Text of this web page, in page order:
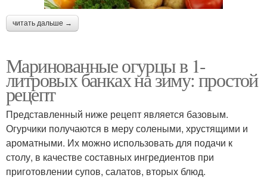
читать дальше →
Маринованные огурцы в 1-
литровых банках на зиму: простой
рецепт
Представленный ниже рецепт является базовым.
Огурчики получаются в меру солеными, хрустящими и
ароматными. Их можно использовать для подачи к
столу, в качестве составных ингредиентов при
приготовлении супов, салатов, вторых блюд.